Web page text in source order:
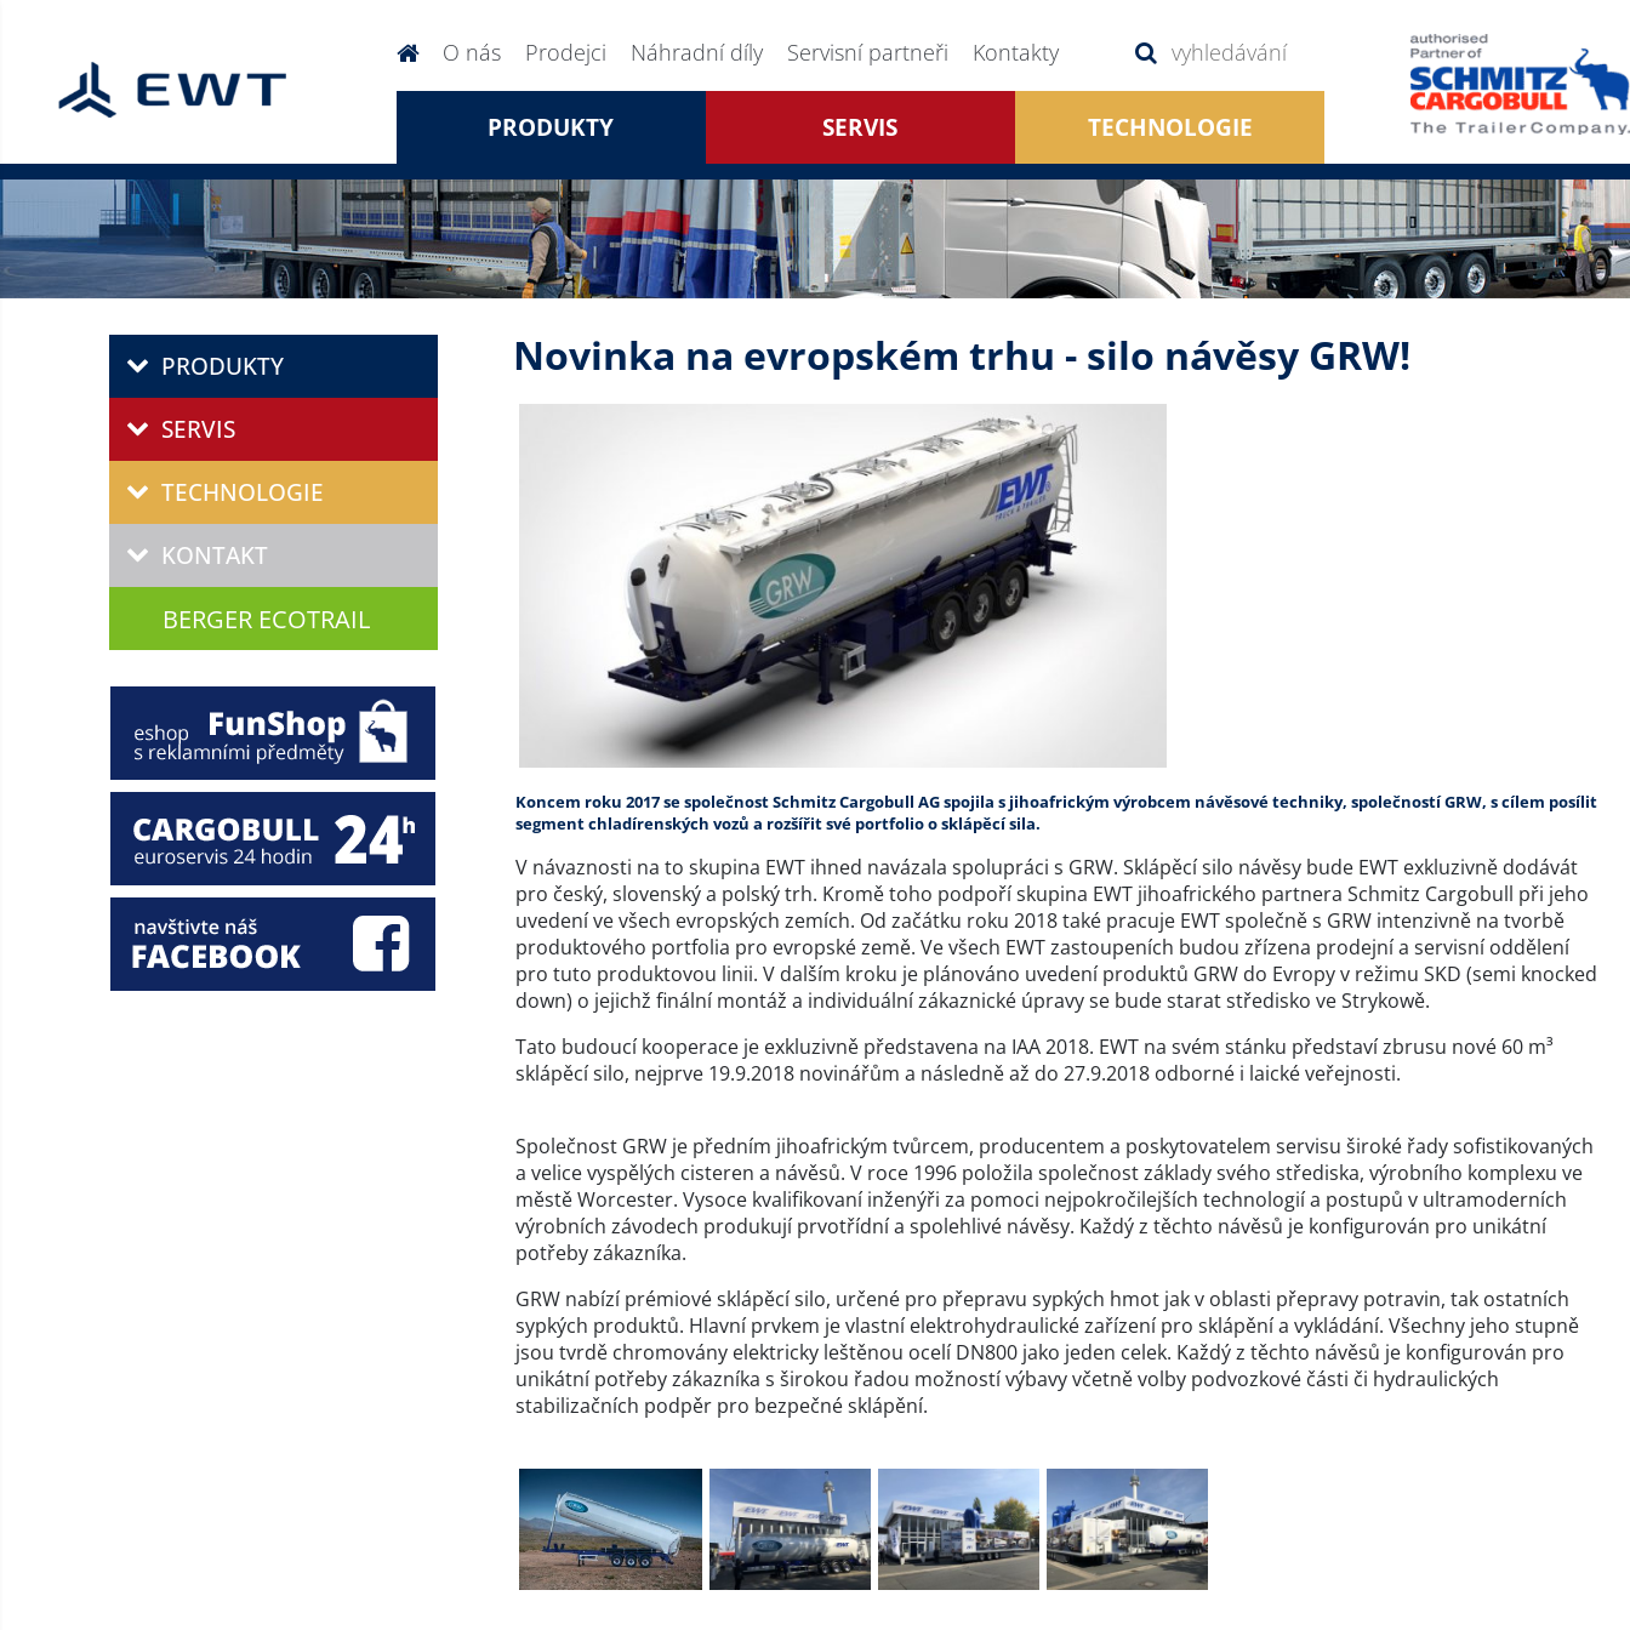
O nás Prodejci Náhradní díly Servisní partneři Kontakty
PRODUKTY SERVIS TECHNOLOGIE
Novinka na evropském trhu - silo návěsy GRW!
Koncem roku 2017 se společnost Schmitz Cargobull AG spojila s jihoafrickým výrobcem návěsové techniky, společností GRW, s cílem posílit
segment chladírenských vozů a rozšířit své portfolio o sklápěcí sila.
V návaznosti na to skupina EWT ihned navázala spolupráci s GRW. Sklápěcí silo návěsy bude EWT exkluzivně dodávát
pro český, slovenský a polský trh. Kromě toho podpoří skupina EWT jihoafrického partnera Schmitz Cargobull při jeho
uvedení ve všech evropských zemích. Od začátku roku 2018 také pracuje EWT společně s GRW intenzivně na tvorbě
produktového portfolia pro evropské země. Ve všech EWT zastoupeních budou zřízena prodejní a servisní oddělení
pro tuto produktovou linii. V dalším kroku je plánováno uvedení produktů GRW do Evropy v režimu SKD (semi knocked
down) o jejichž finální montáž a individuální zákaznické úpravy se bude starat středisko ve Strykowě.
Tato budoucí kooperace je exkluzivně představena na IAA 2018. EWT na svém stánku představí zbrusu nové 60 m³
sklápěcí silo, nejprve 19.9.2018 novinářům a následně až do 27.9.2018 odborné i laické veřejnosti.
Společnost GRW je předním jihoafrickým tvůrcem, producentem a poskytovatelem servisu široké řady sofistikovaných
a velice vyspělých cisteren a návěsů. V roce 1996 položila společnost základy svého střediska, výrobního komplexu ve
městě Worcester. Vysoce kvalifikovaní inženýři za pomoci nejpokročilejších technologií a postupů v ultramoderních
výrobních závodech produkují prvotřídní a spolehlivé návěsy. Každý z těchto návěsů je konfigurován pro unikátní
potřeby zákazníka.
GRW nabízí prémiové sklápěcí silo, určené pro přepravu sypkých hmot jak v oblasti přepravy potravin, tak ostatních
sypkých produktů. Hlavní prvkem je vlastní elektrohydraulické zařízení pro sklápění a vykládání. Všechny jeho stupně
jsou tvrdě chromovány elektricky leštěnou ocelí DN800 jako jeden celek. Každý z těchto návěsů je konfigurován pro
unikátní potřeby zákazníka s širokou řadou možností výbavy včetně volby podvozkové části či hydraulických
stabilizačních podpěr pro bezpečné sklápění.
PRODUKTY
SERVIS
TECHNOLOGIE
KONTAKT
BERGER ECOTRAIL